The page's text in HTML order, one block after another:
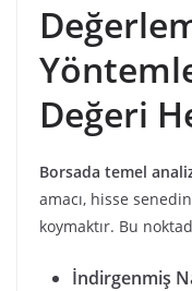
Değeri
Borsada temel
amacı, hisse
koymaktır. Bu
İndirgenmiş